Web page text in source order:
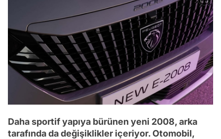
Daha sportif yapıya bürünen yeni 2008, arka
tarafında da değişiklikler içeriyor. Otomobil,